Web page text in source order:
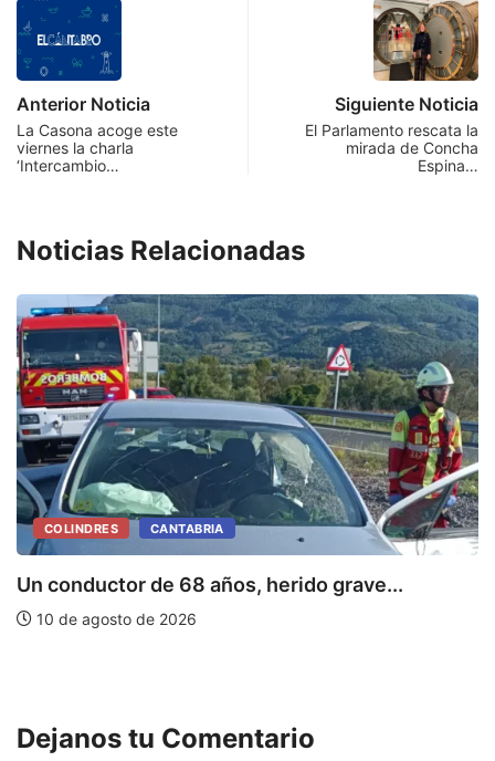
Anterior Noticia
La Casona acoge este
viernes la charla
‘Intercambio…
Siguiente Noticia
El Parlamento rescata la
mirada de Concha
Espina…
Noticias Relacionadas
COLINDRES CANTABRIA
Un conductor de 68 años, herido grave...
10 de agosto de 2026
Dejanos tu Comentario